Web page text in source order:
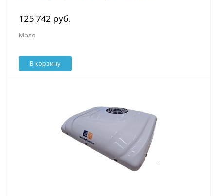
125 742 руб.
Мало
В корзину